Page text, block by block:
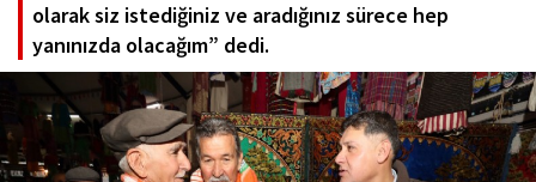
olarak siz istediğiniz ve aradığınız sürece hep
yanınızda olacağım” dedi.